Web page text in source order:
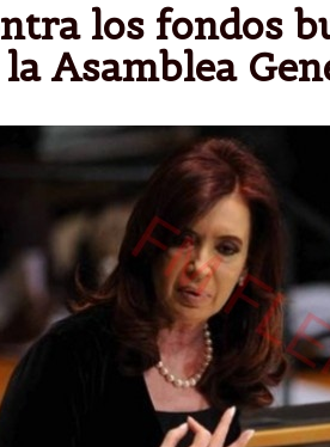
los fondos
Asamblea